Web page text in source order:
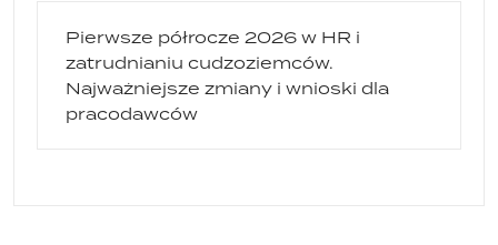
Pierwsze półrocze 2026 w HR i
zatrudnianiu cudzoziemców.
Najważniejsze zmiany i wnioski dla
pracodawców